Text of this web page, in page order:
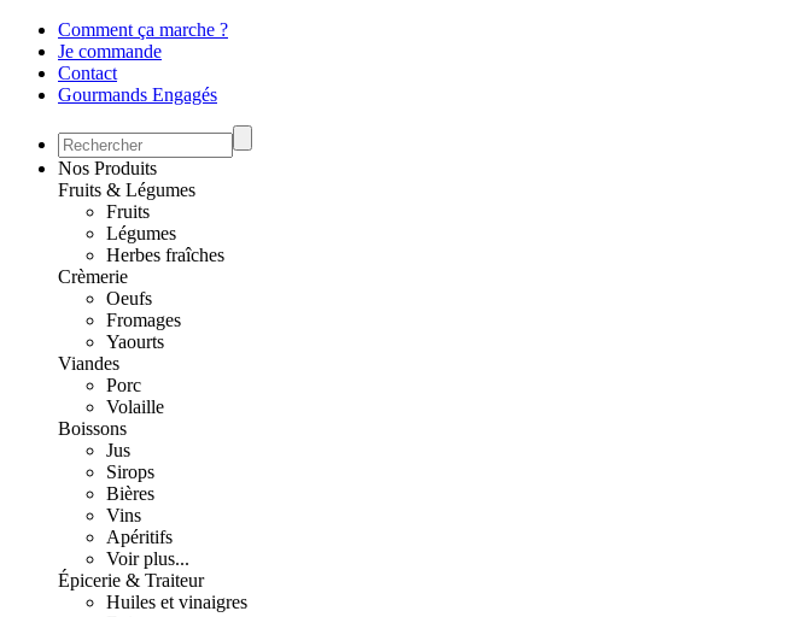
Comment ça marche ?
Je commande
Contact
Gourmands Engagés
Nos Produits
Fruits & Légumes
Fruits
Légumes
Herbes fraîches
Crèmerie
Oeufs
Fromages
Yaourts
Viandes
Porc
Volaille
Boissons
Jus
Sirops
Bières
Vins
Apéritifs
Voir plus...
Épicerie & Traiteur
Huiles et vinaigres